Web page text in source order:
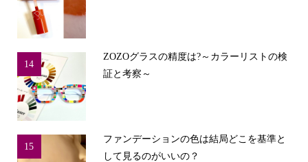
14
ZOZOグラスの精度は?～カラーリストの検
証と考察～
15
ファンデーションの色は結局どこを基準と
して見るのがいいの？